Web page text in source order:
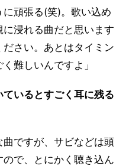
頑張る(笑)。歌い込め
浸れる曲だと思います
さい。あとはタイミン
難しいんですよ」
いるとすごく耳に残る
ですが、サビなどは頭
で、とにかく聴き込ん